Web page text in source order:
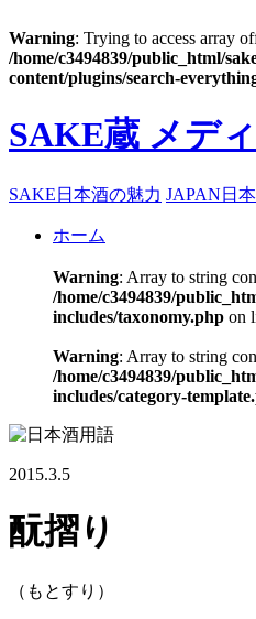
Warning: Trying to access array
/home/c3494839/public_html/
content/plugins/search-
SAKE蔵 メデ
SAKE 日本酒の魅力 JAPAN 日
ホーム
Warning: Array to string
/home/c3494839/
includes/taxonomy.php on
Warning: Array to string
/home/c3494839/
includes/category-
2015.3.5
酛摺り
（もとすり）